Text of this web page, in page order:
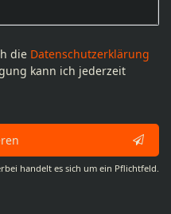
die Daten­schutz­erklärung
kann ich jederzeit
handelt es sich um ein Pflichtfeld.